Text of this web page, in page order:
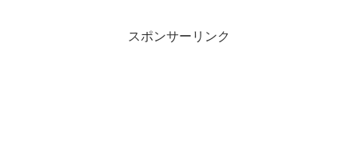
スポンサーリンク